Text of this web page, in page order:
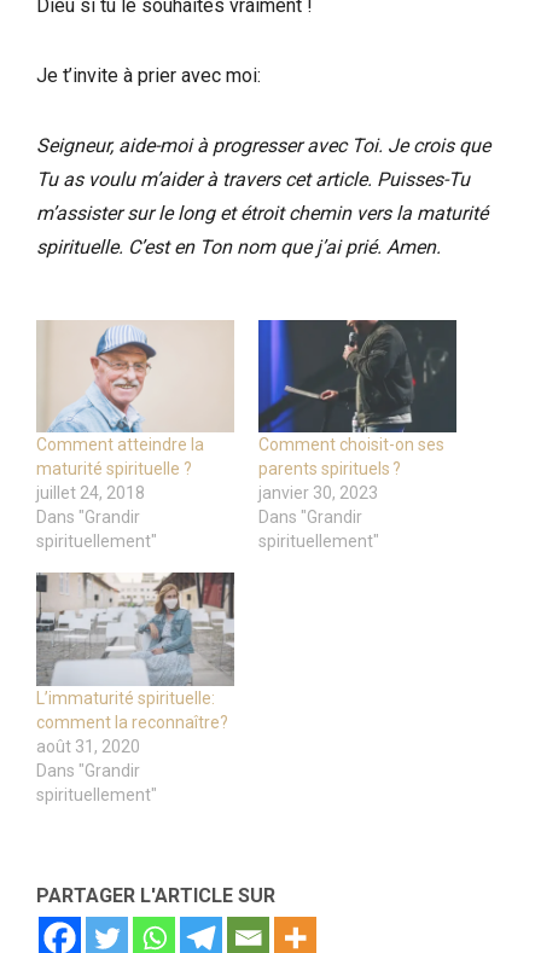
Dieu si tu le souhaites vraiment !
Je t’invite à prier avec moi:
Seigneur, aide-moi à progresser avec Toi. Je crois que
Tu as voulu m’aider à travers cet article. Puisses-Tu
m’assister sur le long et étroit chemin vers la maturité
spirituelle. C’est en Ton nom que j’ai prié. Amen.
Comment atteindre la
maturité spirituelle ?
juillet 24, 2018
Dans "Grandir
spirituellement"
Comment choisit-on ses
parents spirituels ?
janvier 30, 2023
Dans "Grandir
spirituellement"
L’immaturité spirituelle:
comment la reconnaître?
août 31, 2020
Dans "Grandir
spirituellement"
PARTAGER L'ARTICLE SUR